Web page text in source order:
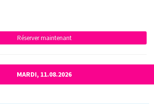
Réserver maintenant
MARDI, 11.08.2026